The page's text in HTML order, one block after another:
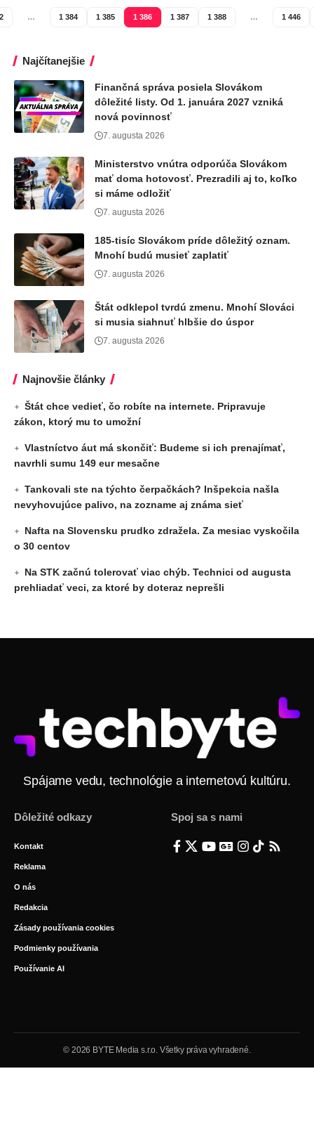
… 1 384 1 385 1 386 1 387 1 388 … 1 446
Najčítanejšie
Finančná správa posiela Slovákom
dôležité listy. Od 1. januára 2027 vzniká
nová povinnosť
7. augusta 2026
Ministerstvo vnútra odporúča Slovákom
mať doma hotovosť. Prezradili aj to, koľko
si máme odložiť
7. augusta 2026
185-tisíc Slovákom príde dôležitý oznam.
Mnohí budú musieť zaplatiť
7. augusta 2026
Štát odklepol tvrdú zmenu. Mnohí Slováci
si musia siahnuť hlbšie do úspor
7. augusta 2026
Najnovšie články
Štát chce vedieť, čo robíte na internete. Pripravuje
zákon, ktorý mu to umožní
Vlastníctvo áut má skončiť: Budeme si ich prenajímať,
navrhli sumu 149 eur mesačne
Tankovali ste na týchto čerpačkách? Inšpekcia našla
nevyhovujúce palivo, na zozname aj známa sieť
Nafta na Slovensku prudko zdražela. Za mesiac vyskočila
o 30 centov
Na STK začnú tolerovať viac chýb. Technici od augusta
prehliadať veci, za ktoré by doteraz neprešli
Spájame vedu, technológie a internetovú kultúru.
Dôležité odkazy
Kontakt
Reklama
O nás
Redakcia
Zásady používania cookies
Podmienky používania
Používanie AI
Spoj sa s nami
© 2026 BYTE Media s.r.o. Všetky práva vyhradené.